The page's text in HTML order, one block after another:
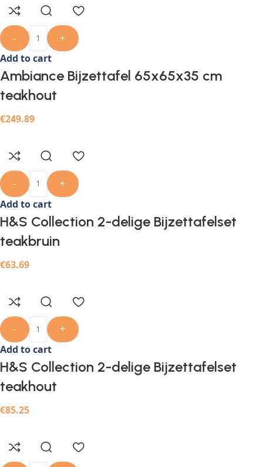
-
+
Add to cart
Ambiance Bijzettafel 65x65x35 cm
teakhout
€249.89
-
+
Add to cart
H&S Collection 2-delige Bijzettafelset
teakbruin
€63.69
-
+
Add to cart
H&S Collection 2-delige Bijzettafelset
teakhout
€85.25